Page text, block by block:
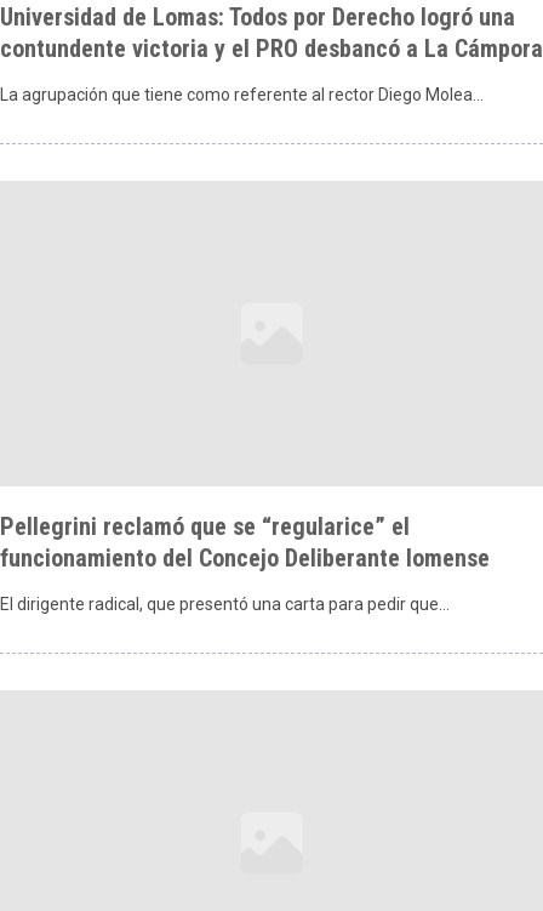
Universidad de Lomas: Todos por Derecho logró una
contundente victoria y el PRO desbancó a La Cámpora
La agrupación que tiene como referente al rector Diego Molea…
Pellegrini reclamó que se “regularice” el
funcionamiento del Concejo Deliberante lomense
El dirigente radical, que presentó una carta para pedir que…